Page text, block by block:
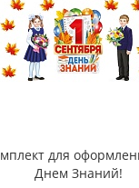
для
Днем Знаний!